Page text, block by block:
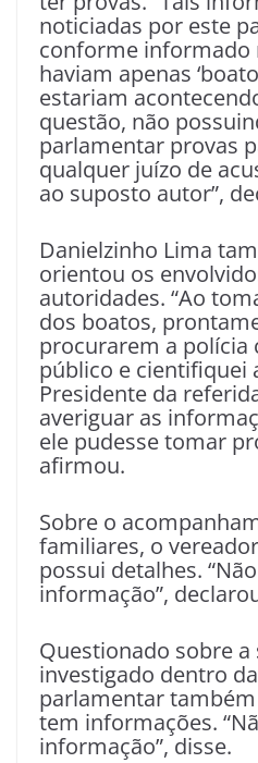
noticiadas por este
conforme informado
haviam apenas
estariam
questão, não
parlamentar provas
qualquer juízo de
ao suposto autor”,
Danielzinho Lima
orientou os
autoridades. “Ao
dos boatos,
procurarem a polícia
público e cientifiquei
Presidente da
averiguar as
ele pudesse tomar
afirmou.
Sobre o
familiares, o
possui detalhes.
informação”,
Questionado sobre
investigado dentro
parlamentar
tem informações.
informação”, disse.